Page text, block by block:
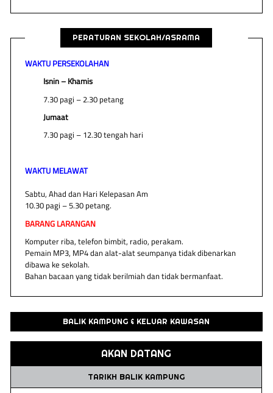
PERATURAN SEKOLAH/ASRAMA
WAKTU PERSEKOLAHAN
Isnin – Khamis
7.30 pagi – 2.30 petang
Jumaat
7.30 pagi – 12.30 tengah hari
WAKTU MELAWAT
Sabtu, Ahad dan Hari Kelepasan Am
10.30 pagi – 5.30 petang.
BARANG LARANGAN
Komputer riba, telefon bimbit, radio, perakam.
Pemain MP3, MP4 dan alat-alat seumpanya tidak dibenarkan
dibawa ke sekolah.
Bahan bacaan yang tidak berilmiah dan tidak bermanfaat.
BALIK KAMPUNG & KELUAR KAWASAN
AKAN DATANG
TARIKH BALIK KAMPUNG